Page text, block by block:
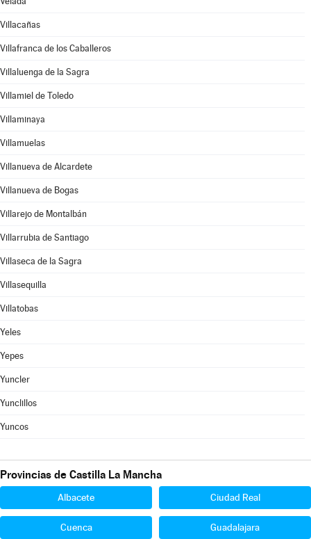
Villacañas
Villafranca de los Caballeros
Villaluenga de la Sagra
Villamiel de Toledo
Villaminaya
Villamuelas
Villanueva de Alcardete
Villanueva de Bogas
Villarejo de Montalbán
Villarrubia de Santiago
Villaseca de la Sagra
Villasequilla
Villatobas
Yeles
Yepes
Yuncler
Yunclillos
Yuncos
Provincias de Castilla La Mancha
Albacete Ciudad Real
Cuenca Guadalajara